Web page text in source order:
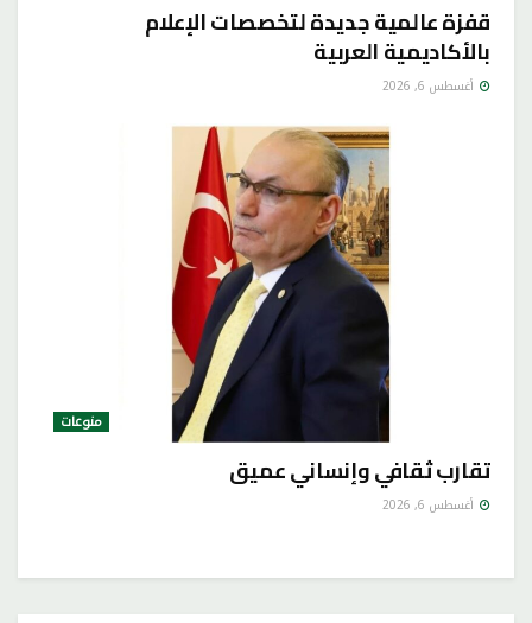
قفزة عالمية جديدة لتخصصات الإعلام
بالأكاديمية العربية
أغسطس 6, 2026
منوعات
تقارب ثقافي وإنساني عميق
أغسطس 6, 2026